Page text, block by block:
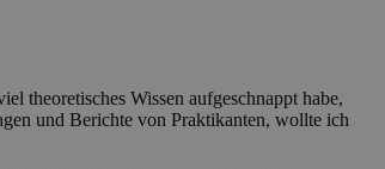
theoretisches Wissen aufgeschnappt habe,
und Berichte von Praktikanten, wollte ich